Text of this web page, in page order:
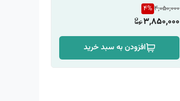
4,050,000
4%
3,850,000
افزودن به سبد خرید